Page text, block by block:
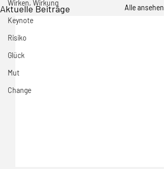
Wirken, Wirkung
Keynote
Risiko
Glück
Mut
Change
Aktuelle Beiträge Alle ansehen